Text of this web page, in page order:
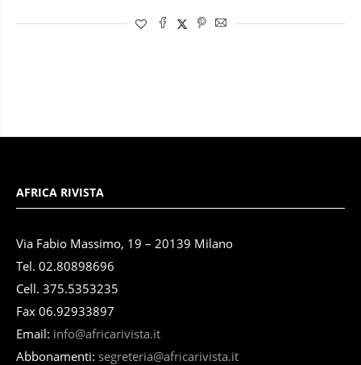
AFRICA RIVISTA
Via Fabio Massimo, 19 – 20139 Milano
Tel. 02.80898696
Cell. 375.5353235
Fax 06.92933897
Email: info@africarivista.it
Abbonamenti: segreteria@africarivista.it